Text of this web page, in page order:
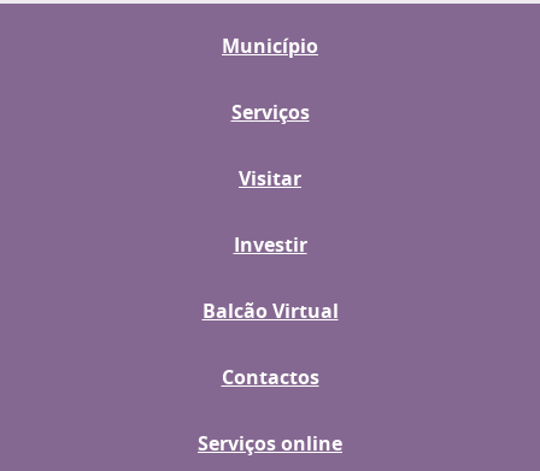
Município
Serviços
Visitar
Investir
Balcão Virtual
Contactos
Serviços online